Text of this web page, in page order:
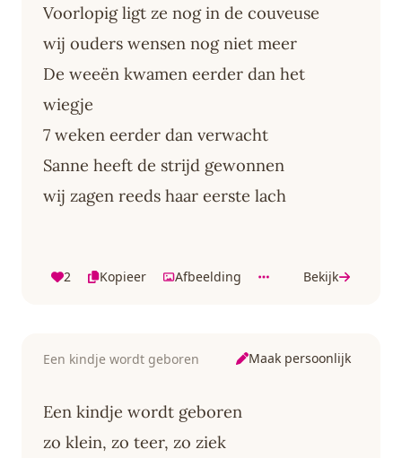
Voorlopig ligt ze nog in de couveuse
wij ouders wensen nog niet meer
De weeën kwamen eerder dan het
wiegje
7 weken eerder dan verwacht
Sanne heeft de strijd gewonnen
wij zagen reeds haar eerste lach
2 Kopieer Afbeelding Bekijk
Een kindje wordt geboren Maak persoonlijk
Een kindje wordt geboren
zo klein, zo teer, zo ziek